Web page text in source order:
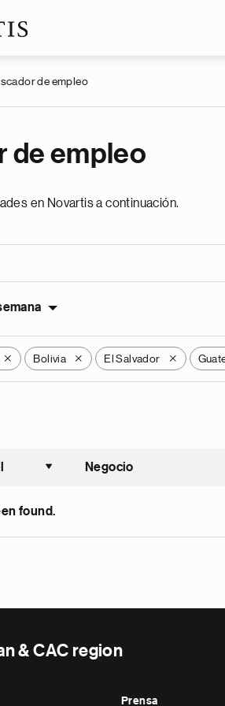
de empleo
de empleo
en Novartis a continuación.
X Bolivia X El Salvador X
Ordenar
Negocio
found.
& CAC region
Prensa